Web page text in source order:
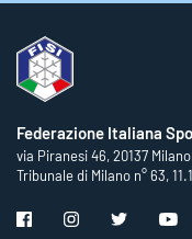
Federazione Italiana
via Piranesi 46, 20137
Tribunale di Milano n° 63,